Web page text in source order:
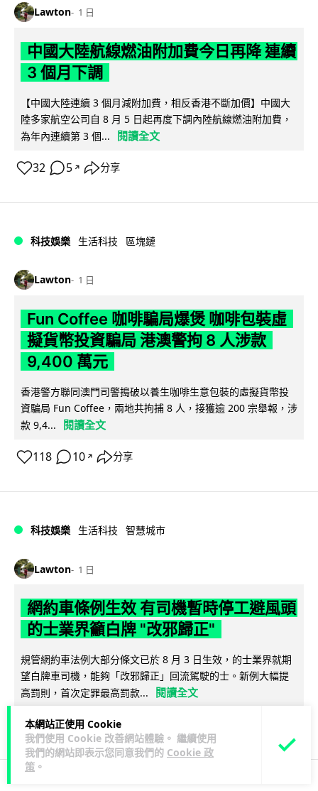
本網站正使用 Cookie
我們使用 Cookie 改善網站體驗。 繼續使用
我們的網站即表示您同意我們的 Cookie 政
策 。
Lawton 1 日
中國大陸航線燃油附加費今日再降 連續
3 個月下調
【中國大陸連續 3 個月減附加費，相反香港不斷加價】中國大
陸多家航空公司自 8 月 5 日起再度下調內陸航線燃油附加費，
為年內連續第 3 個...
閱讀全文
32 5 ↗ 分享
科技娛樂 生活科技 區塊鏈
Lawton 1 日
Fun Coffee 咖啡騙局爆煲 咖啡包裝虛
擬貨幣投資騙局 港澳警拘 8 人涉款
9,400 萬元
香港警方聯同澳門司警搗破以養生咖啡生意包裝的虛擬貨幣投
資騙局 Fun Coffee，兩地共拘捕 8 人，接獲逾 200 宗舉報，涉
款 9,4...
閱讀全文
118 10 ↗ 分享
科技娛樂 生活科技 智慧城市
Lawton 1 日
網約車條例生效 有司機暫時停工避風頭
的士業界籲白牌 "改邪歸正"
規管網約車法例大部分條文已於 8 月 3 日生效，的士業界就期
望白牌車司機，能夠「改邪歸正」回流駕駛的士。新例大幅提
高罰則，首次定罪最高罰款...
閱讀全文
205 146↗ 分享